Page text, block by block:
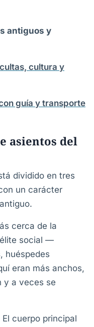
antiguos y
cultura y
guía y transporte
asientos del
dividido en tres
un carácter
cerca de la
élite social —
huéspedes
eran más anchos,
y a veces se
cuerpo principal